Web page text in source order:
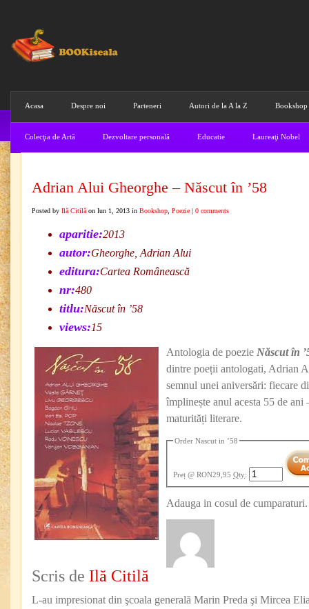
Acasa Despre noi Parteneri Autori de la A la Z Bookshop
Colecţia de Artă Dezvoltare personală Educatie Laureaţi Nobel
Adrian Alui Gheorghe – Născut în ’58
Posted by Ilă Citilă on Iun 1, 2013 in Bookshop Poezie | 0 comments
aparitie:2013
autor:Gheorghe, Adrian Alui
editura:Cartea Românească
nr:480
titlu:Născut în ’58
views:15
Antologia de poezie Născut în
dintre poeții antologati, Adrian
semnul unei aniversări: fiecare
împlinește anul acesta 55 de ani
maturități literare.
Order Nascut in ’58
Preț @ RON29,95 Qty:
Adauga in cosul de cumparaturi.
Scris de Ilă Citilă
L-au impresionat din şcoala generală Marin Preda şi Mircea